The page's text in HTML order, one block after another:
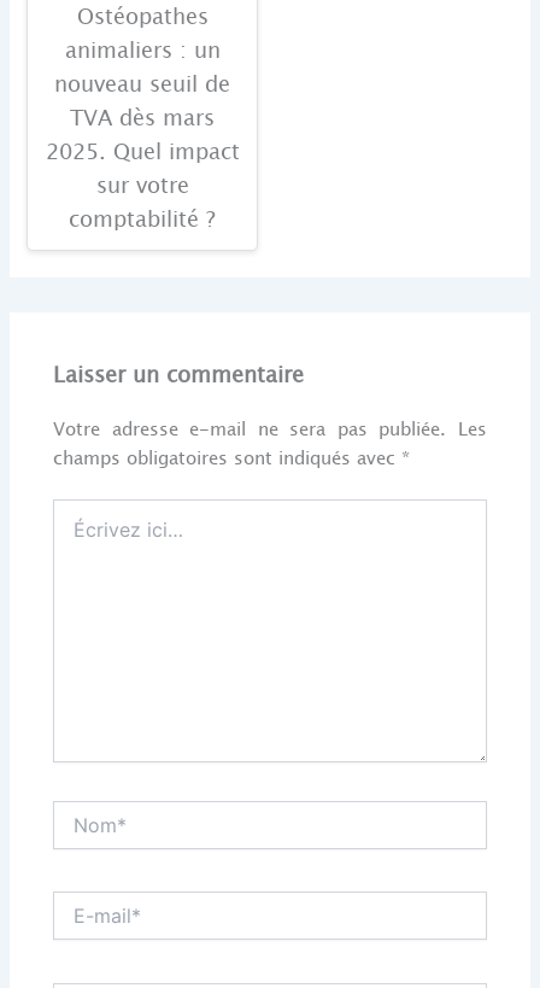
Ostéopathes
animaliers : un
nouveau seuil de
TVA dès mars
2025. Quel impact
sur votre
comptabilité ?
Laisser un commentaire
Votre adresse e-mail ne sera pas publiée. Les
champs obligatoires sont indiqués avec *
ici…
mail*